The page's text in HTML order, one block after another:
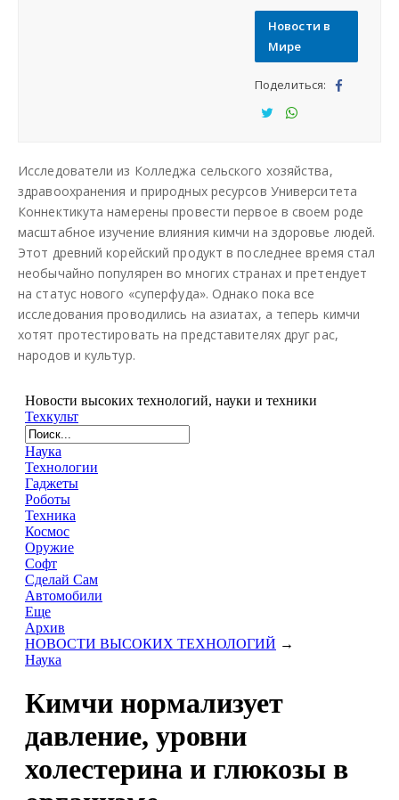
Заказать создание сайта
Наши сайты
Новости в
Мире
Поделиться:
тьс
я
тьс
я
Исследователи из Колледжа сельского хозяйства,
здравоохранения и природных ресурсов Университета
Коннектикута намерены провести первое в своем роде
масштабное изучение влияния кимчи на здоровье людей.
Этот древний корейский продукт в последнее время стал
необычайно популярен во многих странах и претендует
на статус нового «суперфуда». Однако пока все
исследования проводились на азиатах, а теперь кимчи
хотят протестировать на представителях друг рас,
народов и культур.